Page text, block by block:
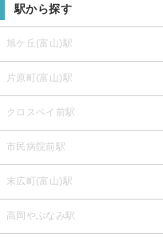
駅から探す
旭ケ丘(富山)駅
片原町(富山)駅
クロスベイ前駅
市民病院前駅
末広町(富山)駅
高岡やぶなみ駅